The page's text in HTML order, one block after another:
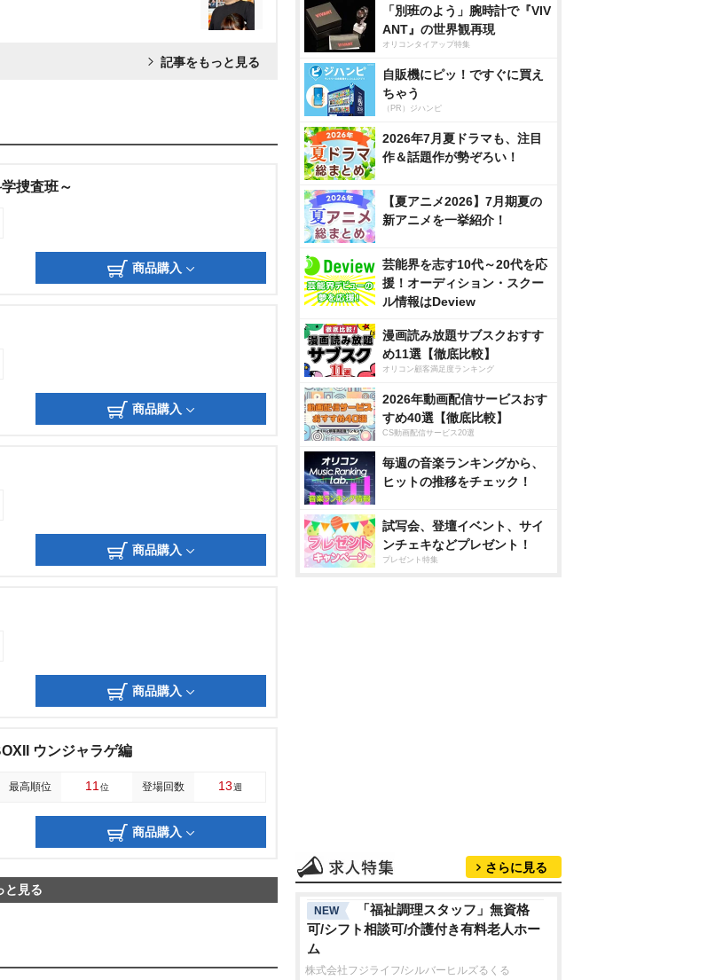
記事をもっと見る
捜査班～
商品購入
商品購入
商品購入
商品購入
ウンジャラゲ編
最高順位 11 位 登場回数 13週
商品購入
と見る
「別班のよう」腕時計で『VIV
ANT』の世界観再現
オリコンタイアップ特集
自販機にピッ！ですぐに買え
ちゃう
（PR）ジハンピ
2026年7月夏ドラマも、注目
作＆話題作が勢ぞろい！
【夏アニメ2026】7月期夏の
新アニメを一挙紹介！
芸能界を志す10代～20代を応
援！オーディション・スクー
ル情報はDeview
漫画読み放題サブスクおすす
め11選【徹底比較】
オリコン顧客満足度ランキング
2026年動画配信サービスおす
すめ40選【徹底比較】
CS動画配信サービス20選
毎週の音楽ランキングから、
ヒットの推移をチェック！
試写会、登壇イベント、サイ
ンチェキなどプレゼント！
プレゼント特集
さらに見る
NEW
「福祉調理スタッフ」無資格
可/シフト相談可/介護付き有料老人ホー
ム
株式会社フジライフ/シルバーヒルズるくる